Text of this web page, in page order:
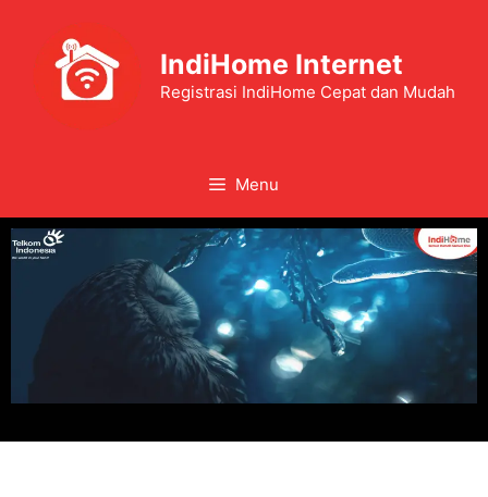
IndiHome Internet
Registrasi IndiHome Cepat dan Mudah
Menu